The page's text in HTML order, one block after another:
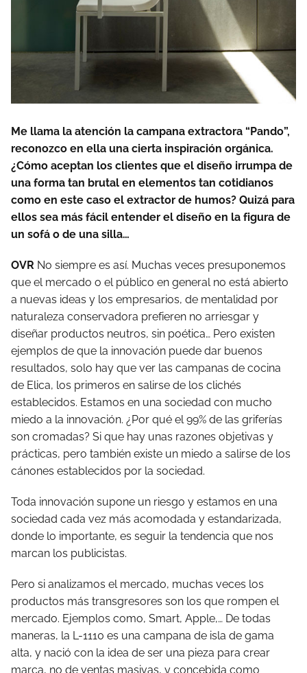
Me llama la atención la campana extractora “Pando”,
reconozco en ella una cierta inspiración orgánica.
¿Cómo aceptan los clientes que el diseño irrumpa de
una forma tan brutal en elementos tan cotidianos
como en este caso el extractor de humos? Quizá para
ellos sea más fácil entender el diseño en la figura de
un sofá o de una silla…
OVR No siempre es así. Muchas veces presuponemos
que el mercado o el público en general no está abierto
a nuevas ideas y los empresarios, de mentalidad por
naturaleza conservadora prefieren no arriesgar y
diseñar productos neutros, sin poética… Pero existen
ejemplos de que la innovación puede dar buenos
resultados, solo hay que ver las campanas de cocina
de Elica, los primeros en salirse de los clichés
establecidos. Estamos en una sociedad con mucho
miedo a la innovación. ¿Por qué el 99% de las griferías
son cromadas? Si que hay unas razones objetivas y
prácticas, pero también existe un miedo a salirse de los
cánones establecidos por la sociedad.
Toda innovación supone un riesgo y estamos en una
sociedad cada vez más acomodada y estandarizada,
donde lo importante, es seguir la tendencia que nos
marcan los publicistas.
Pero si analizamos el mercado, muchas veces los
productos más transgresores son los que rompen el
mercado. Ejemplos como, Smart, Apple,… De todas
maneras, la L-1110 es una campana de isla de gama
alta, y nació con la idea de ser una pieza para crear
marca, no de ventas masivas, y concebida como